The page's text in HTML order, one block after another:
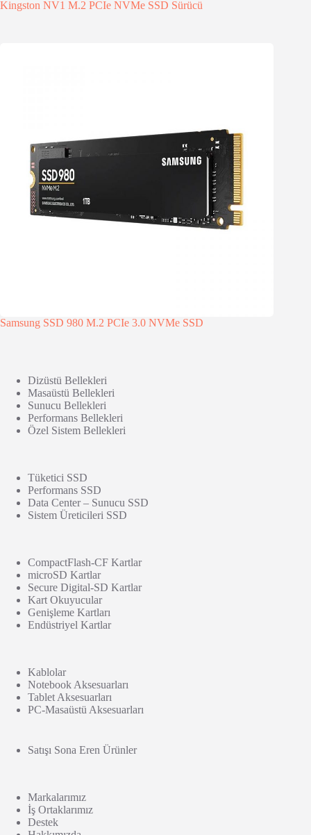
Kingston NV1 M.2 PCIe NVMe SSD Sürücü
Samsung SSD 980 M.2 PCIe 3.0 NVMe SSD
Dizüstü Bellekleri
Masaüstü Bellekleri
Sunucu Bellekleri
Performans Bellekleri
Özel Sistem Bellekleri
Tüketici SSD
Performans SSD
Data Center – Sunucu SSD
Sistem Üreticileri SSD
CompactFlash-CF Kartlar
microSD Kartlar
Secure Digital-SD Kartlar
Kart Okuyucular
Genişleme Kartları
Endüstriyel Kartlar
Kablolar
Notebook Aksesuarları
Tablet Aksesuarları
PC-Masaüstü Aksesuarları
Satışı Sona Eren Ürünler
Markalarımız
İş Ortaklarımız
Destek